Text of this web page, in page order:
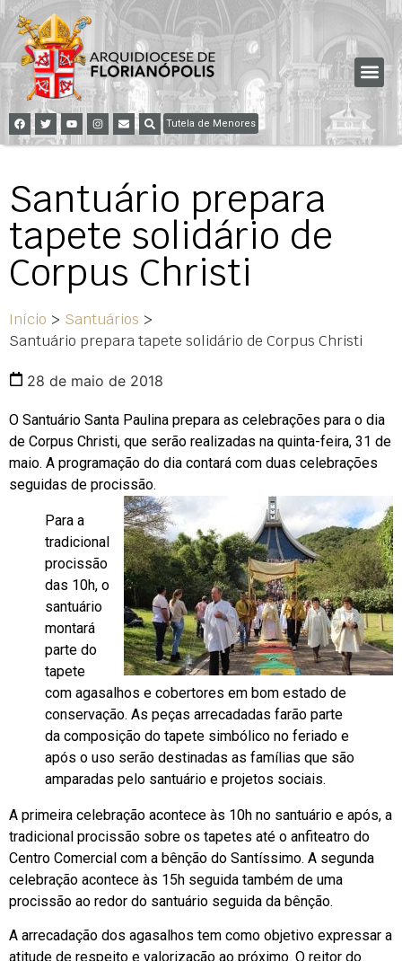
Tutela de Menores
Santuário prepara
tapete solidário de
Corpus Christi
Início > Santuários >
Santuário prepara tapete solidário de Corpus Christi
28 de maio de 2018
O Santuário Santa Paulina prepara as celebrações para o dia
de Corpus Christi, que serão realizadas na quinta-feira, 31 de
maio. A programação do dia contará com duas celebrações
seguidas de procissão.
Para a
tradicional
procissão
das 10h, o
santuário
montará
parte do
tapete
com agasalhos e cobertores em bom estado de
conservação. As peças arrecadadas farão parte
da composição do tapete simbólico no feriado e
após o uso serão destinadas as famílias que são
amparadas pelo santuário e projetos sociais.
A primeira celebração acontece às 10h no santuário e após, a
tradicional procissão sobre os tapetes até o anfiteatro do
Centro Comercial com a bênção do Santíssimo. A segunda
celebração acontece às 15h seguida também de uma
procissão ao redor do santuário seguida da bênção.
A arrecadação dos agasalhos tem como objetivo expressar a
atitude de respeito e valorização ao próximo. O reitor do